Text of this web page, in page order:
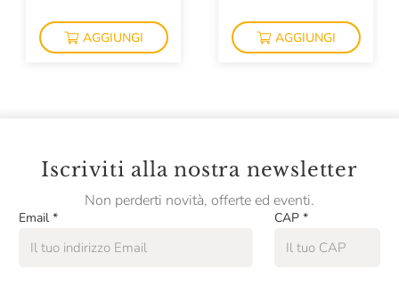
AGGIUNGI AGGIUNGI
Iscriviti alla nostra newsletter
Non perderti novità, offerte ed eventi.
Email * CAP *